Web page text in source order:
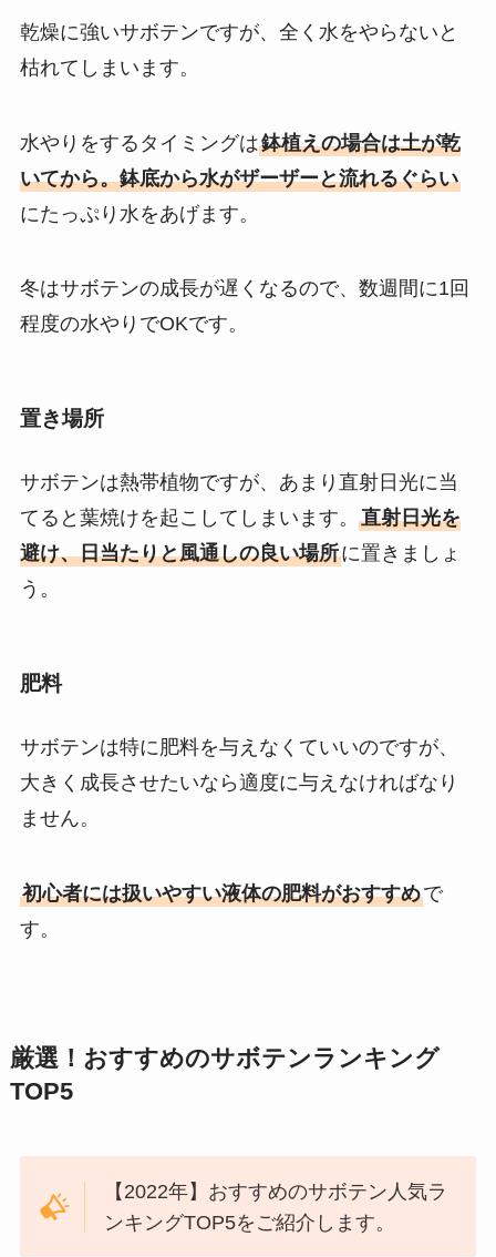
乾燥に強いサボテンですが、全く水をやらないと
枯れてしまいます。
水やりをするタイミングは鉢植えの場合は土が乾
いてから。鉢底から水がザーザーと流れるぐらい
にたっぷり水をあげます。
冬はサボテンの成長が遅くなるので、数週間に1回
程度の水やりでOKです。
置き場所
サボテンは熱帯植物ですが、あまり直射日光に当
てると葉焼けを起こしてしまいます。 直射日光を
避け、日当たりと風通しの良い場所に置きましょ
う。
肥料
サボテンは特に肥料を与えなくていいのですが、
大きく成長させたいなら適度に与えなければなり
ません。
初心者には扱いやすい液体の肥料がおすすめで
す。
厳選！おすすめのサボテンランキング
TOP5
【2022年】おすすめのサボテン人気ラ
ンキングTOP5をご紹介します。